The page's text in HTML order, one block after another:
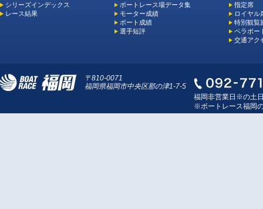
シリーズインデックス
レース結果
ボートレース場データ集
モーター成績
ボート成績
選手短評
指定席
ロイヤル
特別観覧
ペラボー
交通アク
〒810-0071
福岡県福岡市中央区那の津1-7-5
福岡非営業日※の土
※ボートレース福岡